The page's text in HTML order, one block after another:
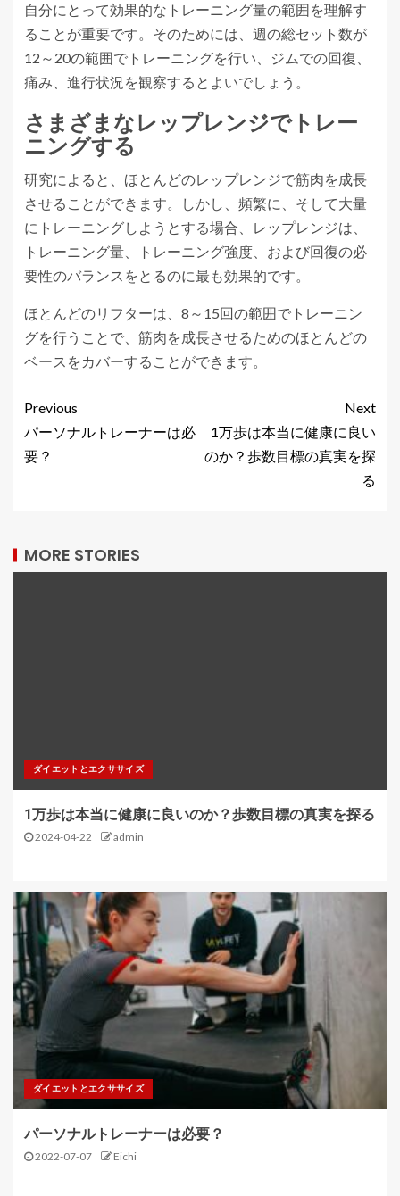
自分にとって効果的なトレーニング量の範囲を理解す
ることが重要です。そのためには、週の総セット数が
12～20の範囲でトレーニングを行い、ジムでの回復、
痛み、進行状況を観察するとよいでしょう。
さまざまなレップレンジでトレー
ニングする
研究によると、ほとんどのレップレンジで筋肉を成長
させることができます。しかし、頻繁に、そして大量
にトレーニングしようとする場合、レップレンジは、
トレーニング量、トレーニング強度、および回復の必
要性のバランスをとるのに最も効果的です。
ほとんどのリフターは、8～15回の範囲でトレーニン
グを行うことで、筋肉を成長させるためのほとんどの
ベースをカバーすることができます。
Previous
パーソナルトレーナーは必
要？
Next
1万歩は本当に健康に良い
のか？歩数目標の真実を探
る
MORE STORIES
ダイエットとエクササイズ
1万歩は本当に健康に良いのか？歩数目標の真実を探る
2024-04-22 admin
ダイエットとエクササイズ
パーソナルトレーナーは必要？
2022-07-07 Eichi